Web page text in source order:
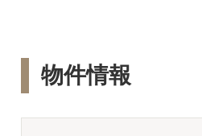
物件情報